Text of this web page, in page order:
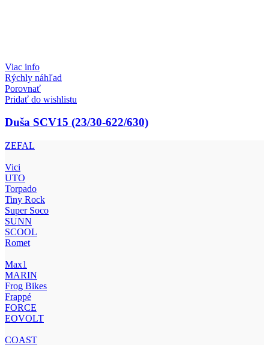
Viac info
Rýchly náhľad
Porovnať
Pridať do wishlistu
Duša SCV15 (23/30-622/630)
ZEFAL
Vici
UTO
Torpado
Tiny Rock
Super Soco
SUNN
SCOOL
Romet
Max1
MARIN
Frog Bikes
Frappé
FORCE
EOVOLT
COAST